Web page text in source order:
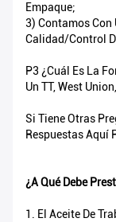
Empaque;
3) Contamos Con
Calidad/control
P3 ¿Cuál Es La
Un TT, West
Si Tiene Otras
Respuestas Aquí
¿A Qué Debe
1. El Aceite De